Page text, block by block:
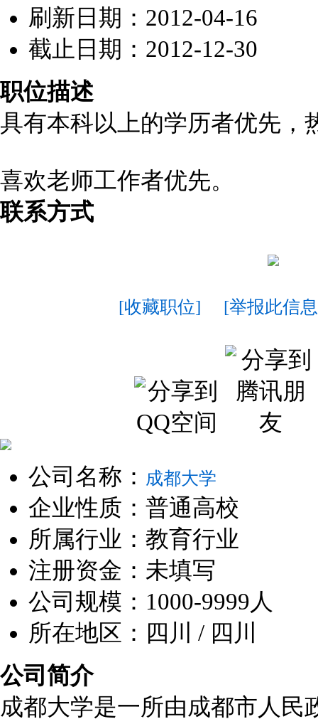
刷新日期：2012-04-16
截止日期：2012-12-30
职位描述
具有本科以上的学历者优先，
喜欢老师工作者优先。
联系方式
[收藏职位] [举报此信
公司名称： 成都大学
企业性质：普通高校
所属行业：教育行业
注册资金：未填写
公司规模：1000-9999人
所在地区：四川 / 四川
公司简介
成都大学是一所由成都市人民